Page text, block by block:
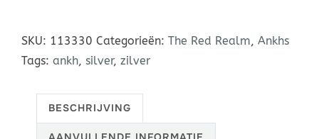
SKU: 113330 Categorieën: The Red Realm, Ankhs
Tags: ankh, silver, zilver
BESCHRIJVING